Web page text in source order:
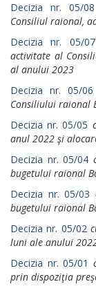
Decizia nr. 05/
Consiliul raional,
Decizia nr. 05/07
activitate al
al anului 2023
Decizia nr. 05/
Consiliului raional
Decizia nr. 05/05
anul 2022 şi
Decizia nr. 05/04
bugetului raional
Decizia nr. 05/03
bugetului raional
Decizia nr. 05/02
luni ale anului
Decizia nr. 05/01
prin dispoziţia